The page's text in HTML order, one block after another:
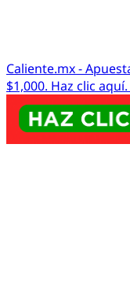
Caliente.mx -
$1,000. Haz clic